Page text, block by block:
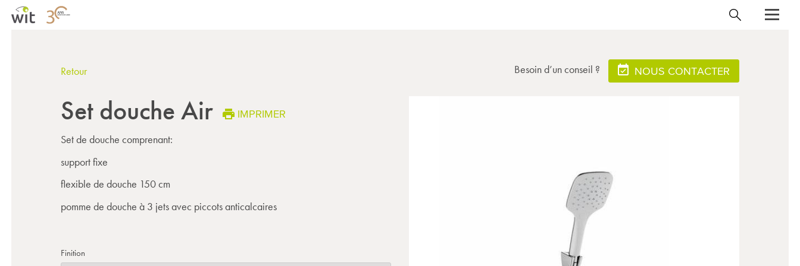
Retour Besoin d’un conseil ? NOUS CONTACTER
Set douche Air IMPRIMER
Set de douche comprenant:
support fixe
flexible de douche 150 cm
pomme de douche à 3 jets avec piccots anticalcaires
Finition